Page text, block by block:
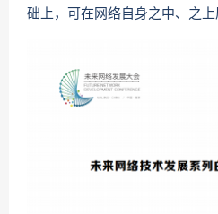
础上，可在网络自身之中、之上